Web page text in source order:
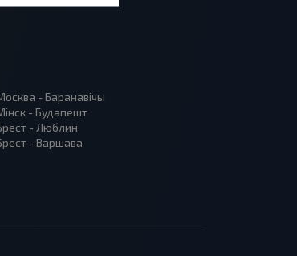
- Баранавiчы
- Будапешт
- Люблин
- Варшава